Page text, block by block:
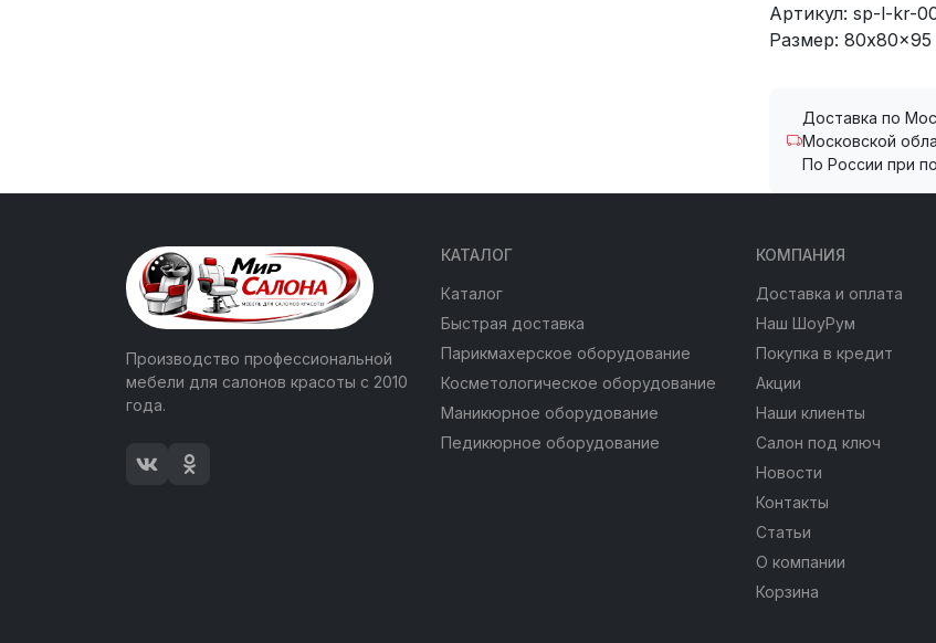
Артикул: sp-l-kr-
Размер:
Доставка по
Московской
По России при
Производство профессиональной
мебели для салонов красоты с 2010
года.
КАТАЛОГ
Каталог
Быстрая доставка
Парикмахерское оборудование
Косметологическое оборудование
Маникюрное оборудование
Педикюрное оборудование
КОМПАНИЯ
Доставка и оплата
Наш ШоуРум
Покупка в кредит
Акции
Наши клиенты
Салон под ключ
Новости
Контакты
Статьи
О компании
Корзина